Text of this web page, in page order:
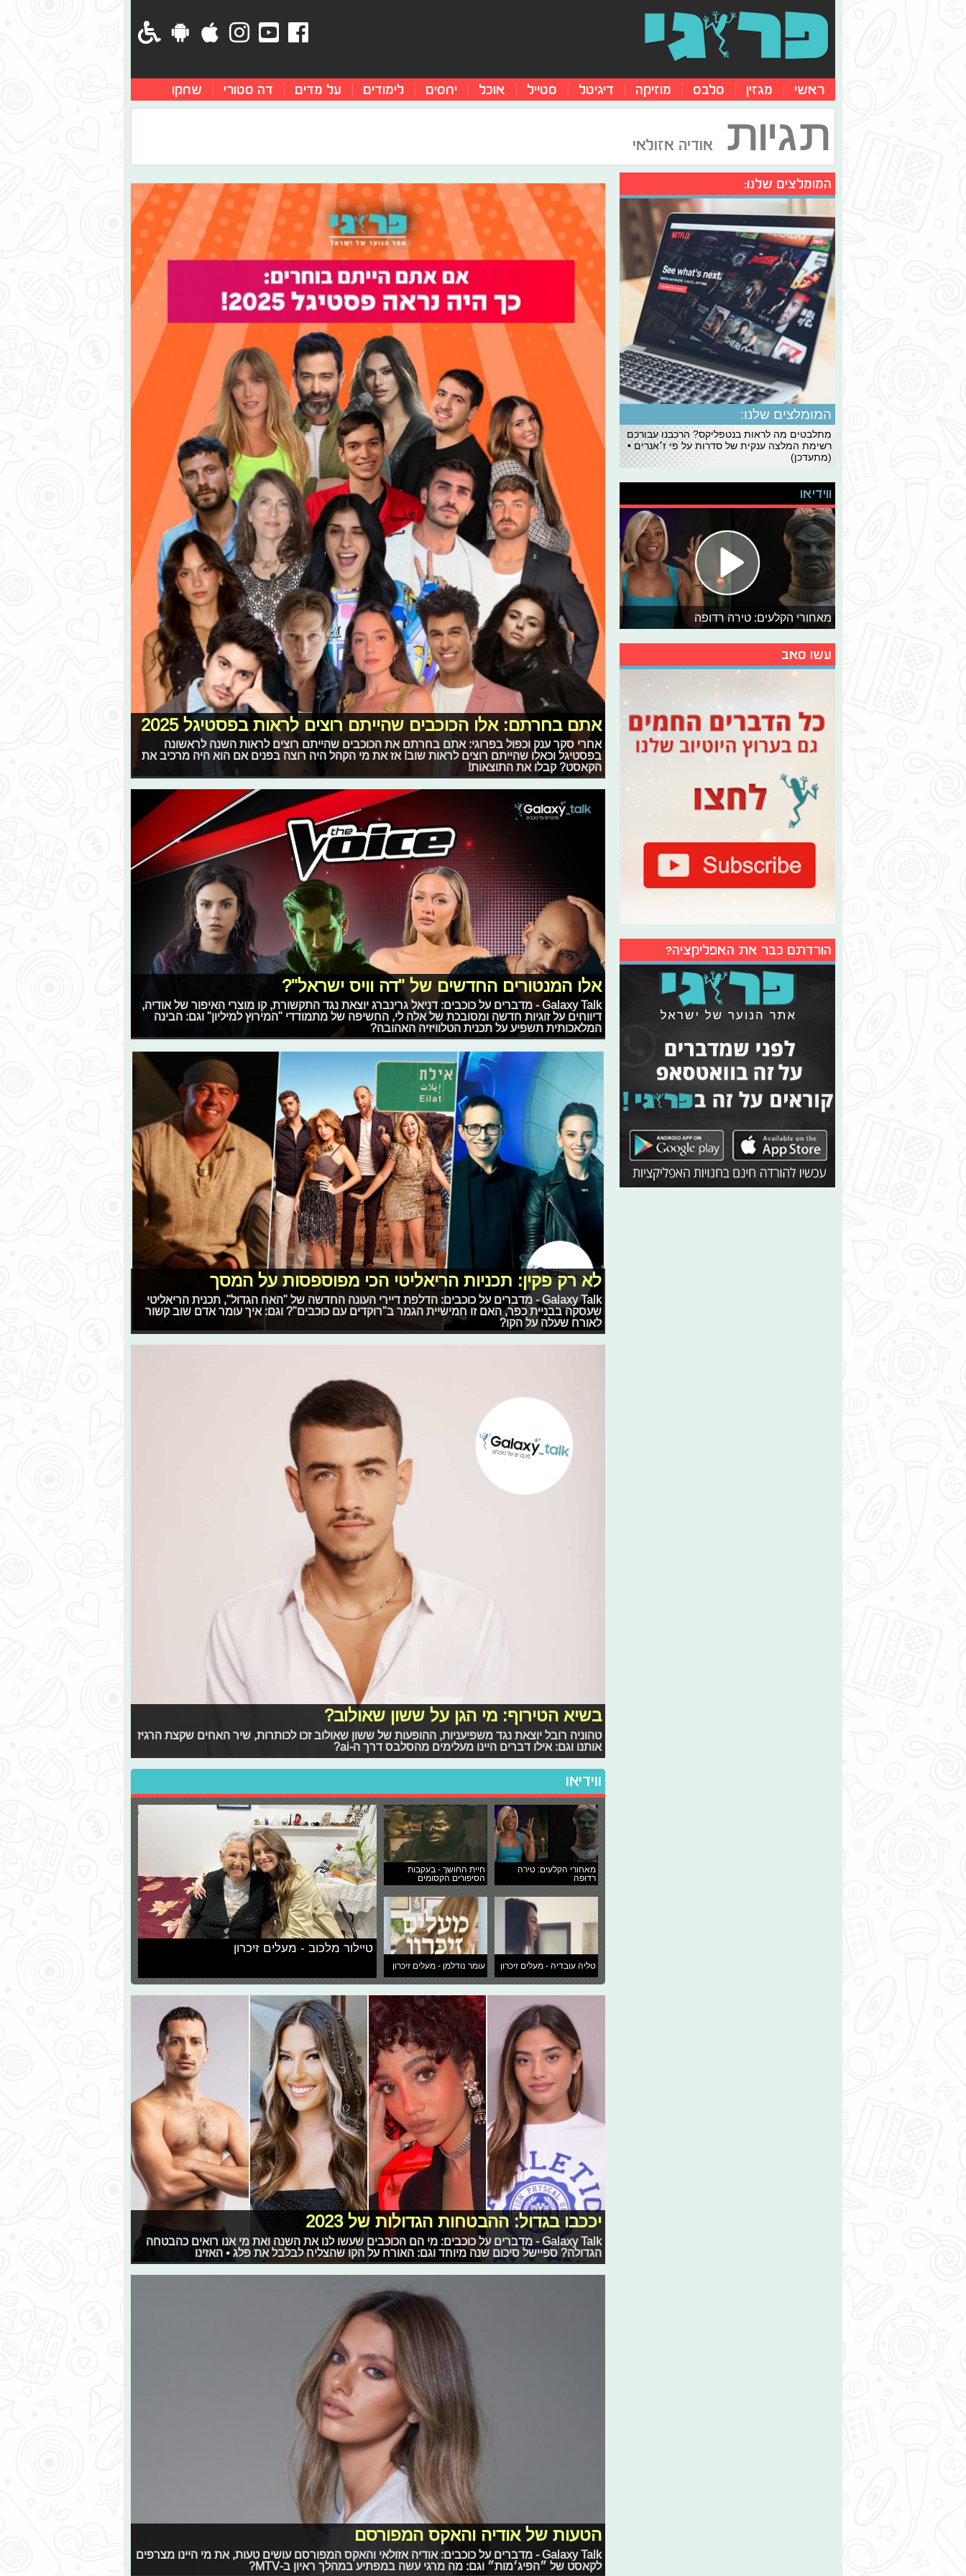
ראשי מגזין סלבס מוזיקה דיגיטל סטייל אוכל יחסים לימודים על מדים דה סטורי שחקו
תגיות אודיה אזולאי
אתם בחרתם: אלו הכוכבים שהייתם רוצים לראות בפסטיגל 2025
אחרי סקר ענק וכפול בפרוגי: אתם בחרתם את הכוכבים שהייתם רוצים לראות השנה לראשונה
בפסטיגל וכאלו שהייתם רוצים לראות שוב! אז את מי הקהל היה רוצה בפנים אם הוא היה מרכיב את
הקאסט? קבלו את התוצאות!
אלו המנטורים החדשים של "דה וויס ישראל"?
Galaxy Talk - מדברים על כוכבים: דניאל גרינברג יוצאת נגד התקשורת, קו מוצרי האיפור של אודיה,
דיווחים על זוגיות חדשה ומסובכת של אלה לי, החשיפה של מתמודדי "המירוץ למיליון" וגם: הבינה
המלאכותית תשפיע על תכנית הטלוויזיה האהובה?
לא רק פקין: תכניות הריאליטי הכי מפוספסות על המסך
Galaxy Talk - מדברים על כוכבים: הדלפת דיירי העונה החדשה של "האח הגדול", תכנית הריאליטי
שעסקה בבניית כפר, האם זו חמישיית הגמר ב"רוקדים עם כוכבים"? וגם: איך עומר אדם שוב קשור
לאורח שעלה על הקו?
בשיא הטירוף: מי הגן על ששון שאולוב?
טהוניה רובל יוצאת נגד משפיעניות, ההופעות של ששון שאולוב זכו לכותרות, שיר האחים שקצת הרגיז
אותנו וגם: אילו דברים היינו מעלימים מהסלבס דרך ה-ai?
ווידיאו
מאחורי הקלעים: טירה
רדופה
חיית החושך - בעקבות
הסיפורים הקסומים
טליה עובדיה - מעלים זיכרון עומר נודלמן - מעלים זיכרון
טיילור מלכוב - מעלים זיכרון
יככבו בגדול: ההבטחות הגדולות של 2023
Galaxy Talk - מדברים על כוכבים: מי הם הכוכבים שעשו לנו את השנה ואת מי אנו רואים כהבטחה
הגדולה? ספיישל סיכום שנה מיוחד וגם: האורח על הקו שהצליח לבלבל את פלג • האזינו
הטעות של אודיה והאקס המפורסם
Galaxy Talk - מדברים על כוכבים: אודיה אזולאי והאקס המפורסם עושים טעות, את מי היינו מצרפים
לקאסט של ״הפיג׳מות״ וגם: מה מרגי עשה במפתיע במהלך ראיון ב-MTV?
המומלצים שלנו:
המומלצים שלנו:
מתלבטים מה לראות בנטפליקס? הרכבנו עבורכם
רשימת המלצה ענקית של סדרות על פי ז׳אנרים •
(מתעדכן)
ווידיאו
מאחורי הקלעים: טירה רדופה
עשו סאב
הורדתם כבר את האפליקציה?